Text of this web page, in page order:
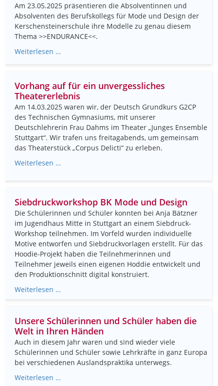
Am 23.05.2025 präsentieren die Absolventinnen und
Absolventen des Berufskollegs für Mode und Design der
Kerschensteinerschule ihre Modelle zu genau diesem
Thema >>ENDURANCE<<.
Weiterlesen …
Vorhang auf für ein unvergessliches
Theatererlebnis
Am 14.03.2025 waren wir, der Deutsch Grundkurs G2CP
des Technischen Gymnasiums, mit unserer
Deutschlehrerin Frau Dahms im Theater „Junges Ensemble
Stuttgart“. Wir trafen uns freitagabends, um gemeinsam
das Theaterstück „Corpus Delicti“ zu erleben.
Weiterlesen …
Siebdruckworkshop BK Mode und Design
Die Schülerinnen und Schüler konnten bei Anja Bätzner
im Jugendhaus Mitte in Stuttgart an einem Siebdruck-
Workshop teilnehmen. Im Vorfeld wurden individuelle
Motive entworfen und Siebdruckvorlagen erstellt. Für das
Hoodie-Projekt haben die Teilnehmerinnen und
Teilnehmer jeweils einen eigenen Hoddie entwickelt und
den Produktionschnitt digital konstruiert.
Weiterlesen …
Unsere Schülerinnen und Schüler haben die
Welt in Ihren Händen
Auch in diesem Jahr waren und sind wieder viele
Schülerinnen und Schüler sowie Lehrkräfte in ganz Europa
bei verschiedenen Auslandspraktika unterwegs.
Weiterlesen …